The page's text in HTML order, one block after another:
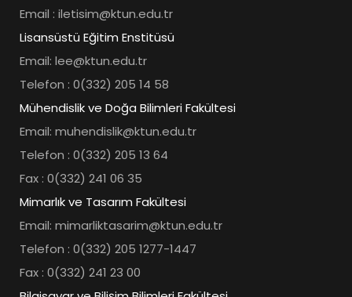
Email : iletisim@ktun.edu.tr
Lisansüstü Eğitim Enstitüsü
Email: lee@ktun.edu.tr
Telefon : 0(332) 205 14 58
Mühendislik ve Doğa Bilimleri Fakültesi
Email: muhendislik@ktun.edu.tr
Telefon : 0(332) 205 13 64
Fax : 0(332) 241 06 35
Mimarlık ve Tasarım Fakültesi
Email: mimarliktasarim@ktun.edu.tr
Telefon : 0(332) 205 1277-1447
Fax : 0(332) 241 23 00